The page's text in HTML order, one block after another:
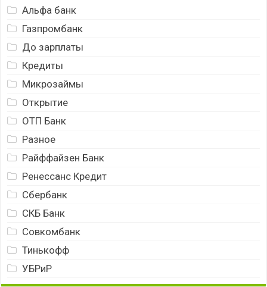
Альфа банк
Газпромбанк
До зарплаты
Кредиты
Микрозаймы
Открытие
ОТП Банк
Разное
Райффайзен Банк
Ренессанс Кредит
Сбербанк
СКБ Банк
Совкомбанк
Тинькофф
УБРиР